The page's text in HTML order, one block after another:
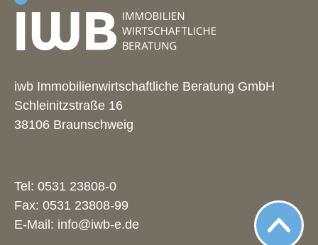
iwb Immobilienwirtschaftliche Beratung GmbH
Schleinitzstraße 16
38106 Braunschweig
Tel: 0531 23808-0
Fax: 0531 23808-99
E-Mail: info@iwb-e.de